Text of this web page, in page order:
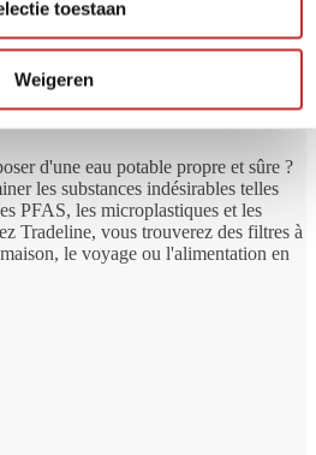
toestaan
Weigeren
déjà nos filtres à eau
d'une eau potable propre et sûre ?
les substances indésirables telles
PFAS, les microplastiques et les
Tradeline, vous trouverez des filtres à
le voyage ou l'alimentation en